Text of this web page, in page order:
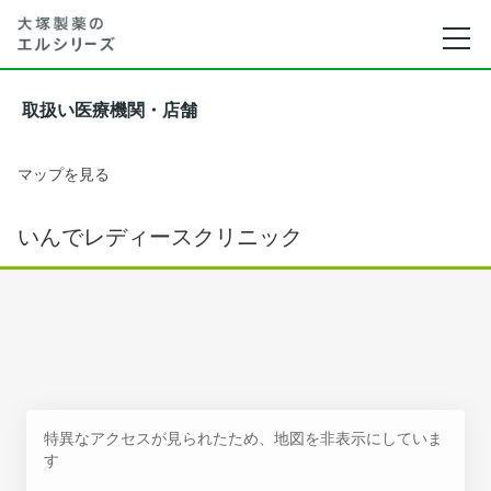
取扱い医療機関・店舗
マップを見る
いんでレディースクリニック
特異なアクセスが見られたため、地図を非表示にしていま
す